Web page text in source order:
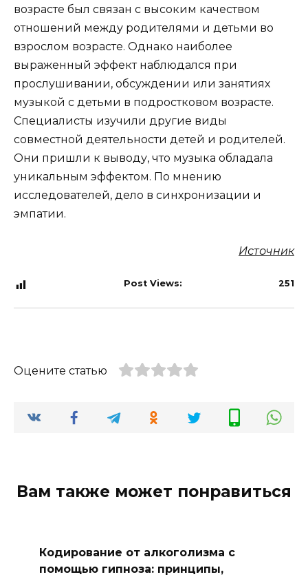
возрасте был связан с высоким качеством
отношений между родителями и детьми во
взрослом возрасте. Однако наиболее
выраженный эффект наблюдался при
прослушивании, обсуждении или занятиях
музыкой с детьми в подростковом возрасте.
Специалисты изучили другие виды
совместной деятельности детей и родителей.
Они пришли к выводу, что музыка обладала
уникальным эффектом. По мнению
исследователей, дело в синхронизации и
эмпатии.
Источник
Post Views: 251
Оцените статью
Вам также может понравиться
Кодирование от алкоголизма с
помощью гипноза: принципы,